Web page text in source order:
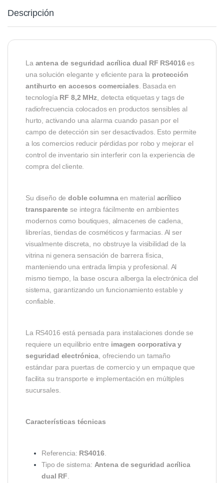
Descripción
La antena de seguridad acrílica dual RF RS4016es
una solución elegante y eficiente para la protección
antihurto en accesos comerciales. Basada en
tecnología RF 8,2 MHz, detecta etiquetas y tags de
radiofrecuencia colocados en productos sensibles al
hurto, activando una alarma cuando pasan por el
campo de detección sin ser desactivados. Esto permite
a los comercios reducir pérdidas por robo y mejorar el
control de inventario sin interferir con la experiencia de
compra del cliente.
Su diseño dedoble columnaen material acrílico
transparente se integra fácilmente en ambientes
modernos como boutiques, almacenes de cadena,
librerías, tiendas de cosméticos y farmacias. Al ser
visualmente discreta, no obstruye la visibilidad de la
vitrina ni genera sensación de barrera física,
manteniendo una entrada limpia y profesional. Al
mismo tiempo, la base oscura alberga la electrónica del
sistema, garantizando un funcionamiento estable y
confiable.
La RS4016 está pensada para instalaciones donde se
requiere un equilibrio entre imagen corporativa y
seguridad electrónica, ofreciendo un tamaño
estándar para puertas de comercio y un empaque que
facilita su transporte e implementación en múltiples
sucursales.
Características técnicas
Referencia: RS4016.
Tipo de sistema: Antena de seguridad acrílica
dual RF.